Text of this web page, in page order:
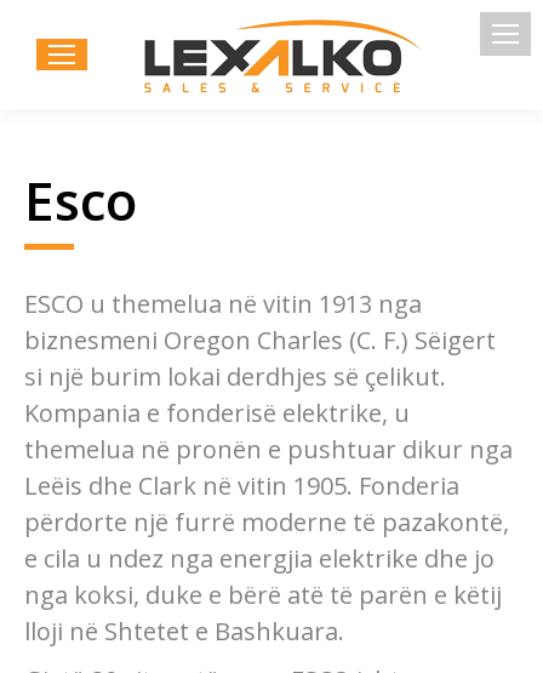
Esco
ESCO u themelua në vitin 1913 nga
biznesmeni Oregon Charles (C. F.) Sëigert
si një burim lokai derdhjes së çelikut.
Kompania e fonderisë elektrike, u
themelua në pronën e pushtuar dikur nga
Leëis dhe Clark në vitin 1905. Fonderia
përdorte një furrë moderne të pazakontë,
e cila u ndez nga energjia elektrike dhe jo
nga koksi, duke e bërë atë të parën e këtij
lloji në Shtetet e Bashkuara.